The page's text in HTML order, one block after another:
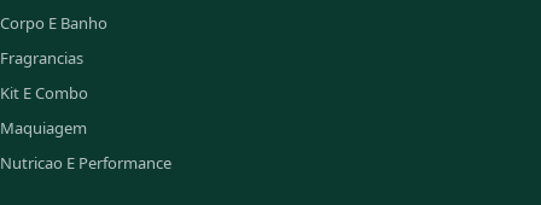
Corpo E Banho
Fragrancias
Kit E Combo
Maquiagem
Nutricao E Performance